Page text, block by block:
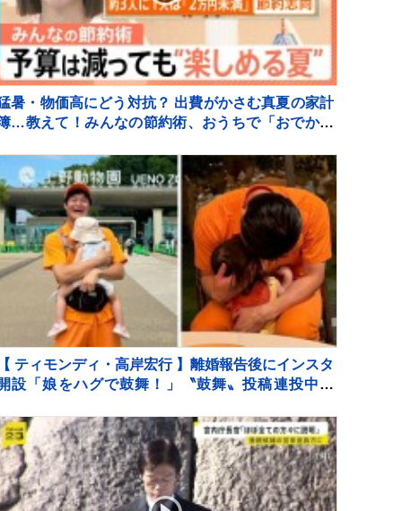
暑・物価高にどう対抗？ 出費がかさむ真夏の家計
…教えて！みんなの節約術、おうちで「おでかけ
【 ティモンディ・高岸宏行 】離婚報告後にインスタ
設「娘をハグで鼓舞！」〝鼓舞〟投稿連投中
んのハグ」